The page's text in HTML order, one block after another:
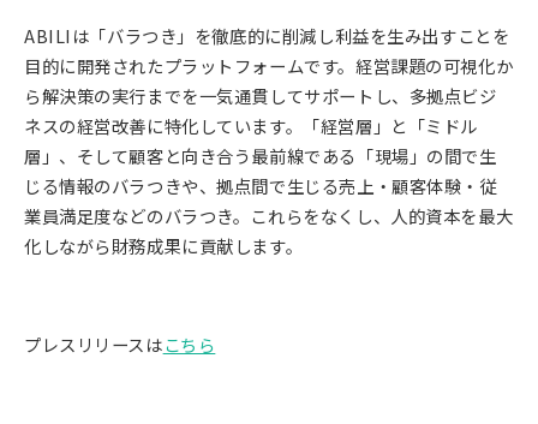
ABILIは「バラつき」を徹底的に削減し利益を生み出すことを
目的に開発されたプラットフォームです。経営課題の可視化か
ら解決策の実行までを一気通貫してサポートし、多拠点ビジ
ネスの経営改善に特化しています。「経営層」と「ミドル
層」、そして顧客と向き合う最前線である「現場」の間で生
じる情報のバラつきや、拠点間で生じる売上・顧客体験・従
業員満足度などのバラつき。これらをなくし、人的資本を最大
化しながら財務成果に貢献します。
プレスリリースはこちら